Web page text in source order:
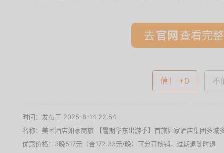
去 查看完
值！ +0 不
时间：发布于 2025-8-14 22:54
名称： 美团酒店如家商旅 【暑期华东出游季】首旅如家酒店集团多城
优惠价格： 3晚517元（合172.33元/晚）可分开核销，过期退随时退